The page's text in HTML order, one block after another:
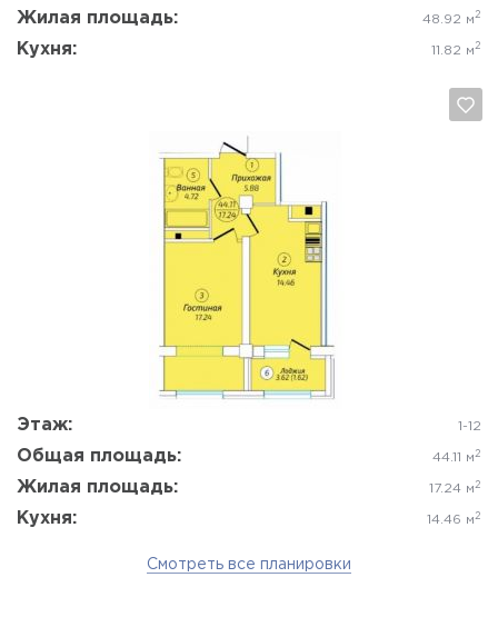
Жилая площадь: 48.92 м 2
Кухня: 11.82 м 2
Этаж: 1-12
Общая площадь: 44.11 м 2
Жилая площадь: 17.24 м 2
Кухня: 14.46 м 2
Да, удалить
Смотреть все планировки